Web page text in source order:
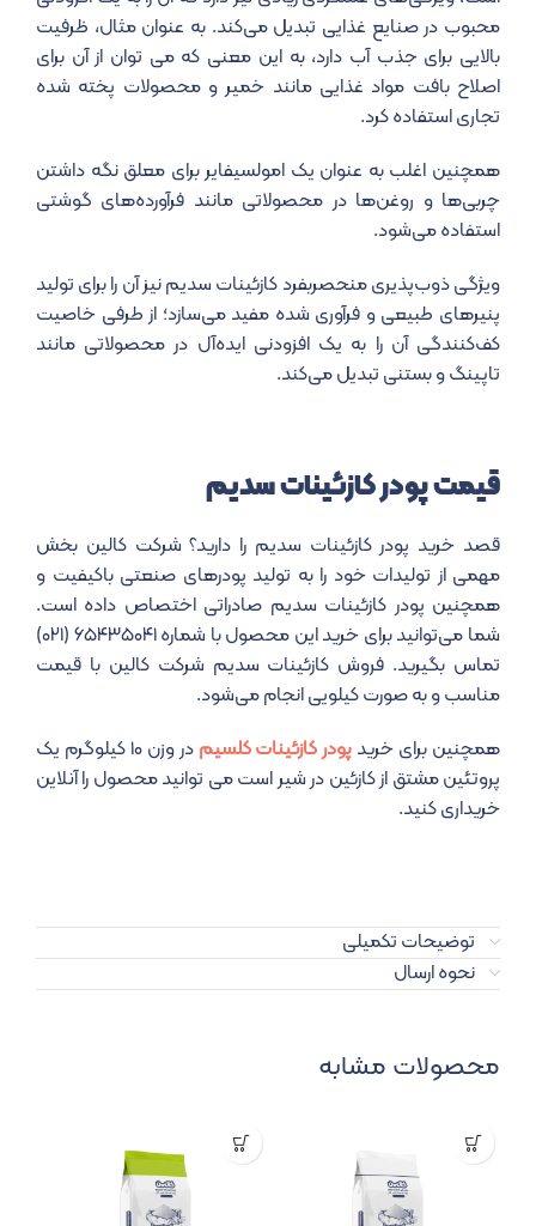
محبوب در صنایع غذایی تبدیل می‌کند. به عنوان مثال، ظرفیت
بالایی برای جذب آب دارد، به این معنی که می توان از آن برای
اصلاح بافت مواد غذایی مانند خمیر و محصولات پخته شده
تجاری استفاده کرد.
همچنین اغلب به عنوان یک امولسیفایر برای معلق نگه داشتن
چربی‌ها و روغن‌ها در محصولاتی مانند فرآورده‌های گوشتی
استفاده می‌شود.
ویژگی ذوب‌پذیری منحصربفرد کازئینات سدیم نیز آن را برای تولید
پنیرهای طبیعی و فرآوری شده مفید می‌سازد؛ از طرفی خاصیت
کف‌کنندگی آن را به یک افزودنی ایده‌آل در محصولاتی مانند
تاپینگ و بستنی تبدیل می‌کند.
قیمت پودر کازئینات سدیم
قصد خرید پودر کازئینات سدیم را دارید؟ شرکت کالین بخش
مهمی از تولیدات خود را به تولید پودرهای صنعتی باکیفیت و
همچنین پودر کازئینات سدیم صادراتی اختصاص داده است.
شما می‌توانید برای خرید این محصول با شماره ۶۵۴۳۵۰۴۱ (۰۲۱)
تماس بگیرید. فروش کازئینات سدیم شرکت کالین با قیمت
مناسب و به صورت کیلویی انجام می‌شود.
همچنین برای خرید پودر کازئینات کلسیم
در وزن ۱۰ کیلوگرم یک
پروتئین مشتق از کازئین در شیر است می توانید محصول را آنلاین
خریداری کنید.
توضیحات تکمیلی
نحوه ارسال
محصولات مشابه